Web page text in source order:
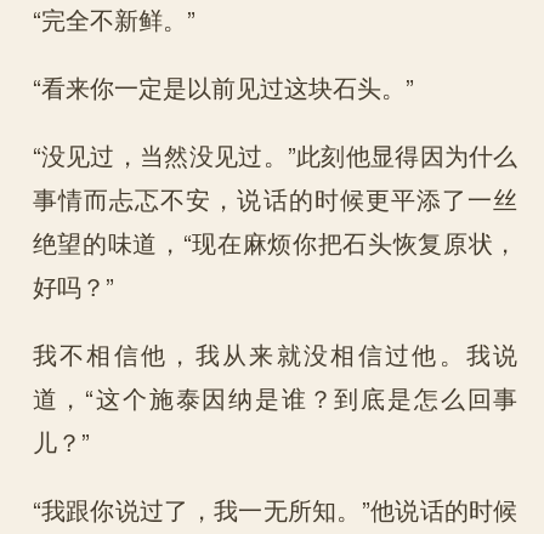
“完全不新鲜。”
“看来你一定是以前见过这块石头。”
“没见过，当然没见过。”此刻他显得因为什么
事情而忐忑不安，说话的时候更平添了一丝
绝望的味道，“现在麻烦你把石头恢复原状，
好吗？”
我不相信他，我从来就没相信过他。我说
道，“这个施泰因纳是谁？到底是怎么回事
儿？”
“我跟你说过了，我一无所知。”他说话的时候